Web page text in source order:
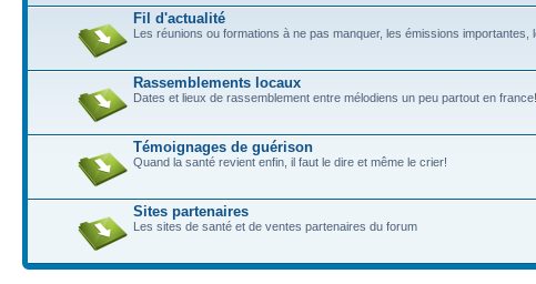
Fil d'actualité
Les réunions ou formations à ne pas manquer, les émissions
Rassemblements locaux
Dates et lieux de rassemblement entre mélodiens un peu partout en france!
Témoignages de guérison
Quand la santé revient enfin, il faut le dire et même le crier!
Sites partenaires
Les sites de santé et de ventes partenaires du forum